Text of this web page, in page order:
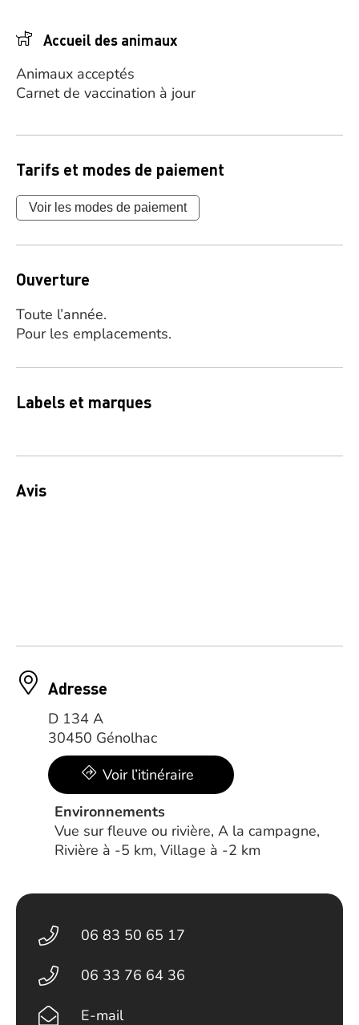
Accueil des animaux
Animaux acceptés
Carnet de vaccination à jour
Tarifs et modes de paiement
Voir les modes de paiement
Ouverture
Toute l’année.
Pour les emplacements.
Labels et marques
Avis
Adresse
D 134 A
30450 Génolhac
Voir l’itinéraire
Environnements
Vue sur fleuve ou rivière, A la campagne,
Rivière à -5 km, Village à -2 km
06 83 50 65 17
06 33 76 64 36
E-mail